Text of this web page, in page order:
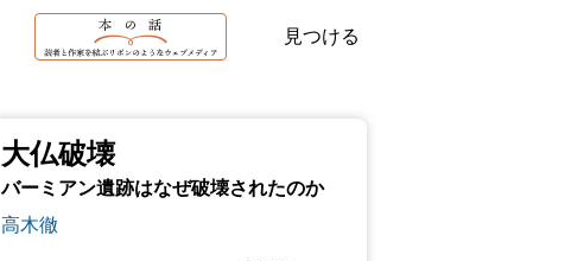
見つける
大仏破壊
バーミアン遺跡はなぜ破壊されたのか
高木徹